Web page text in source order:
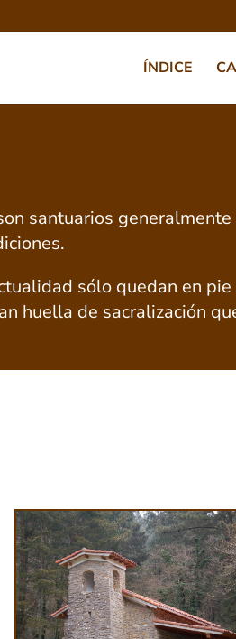
ÍNDICE
santuarios
sólo quedan en
huella de sacralización